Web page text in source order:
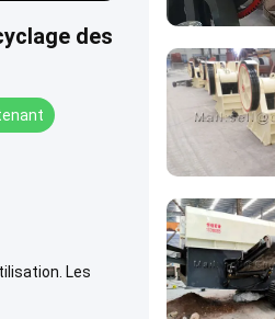
des
Les